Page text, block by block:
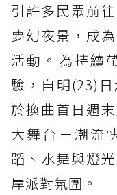
引許多民眾前
夢幻夜景，成
活動。為持續
驗，自明(23)
於換曲首日週
大舞台－潮流
蹈、水舞與燈
岸派對氛圍。